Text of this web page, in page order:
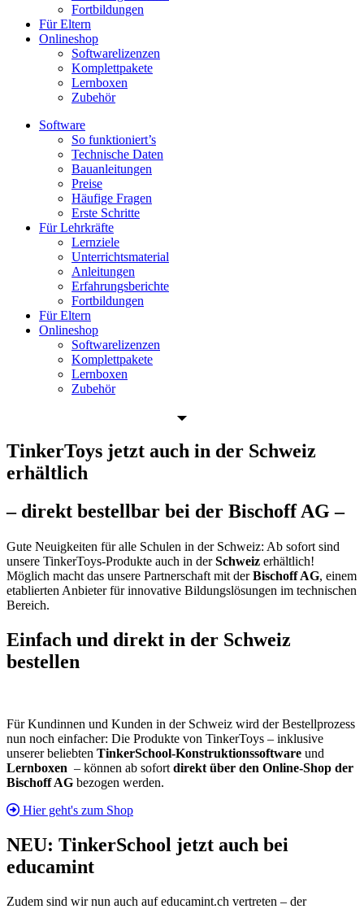
Fortbildungen
Für Eltern
Onlineshop
Softwarelizenzen
Komplettpakete
Lernboxen
Zubehör
Software
So funktioniert’s
Technische Daten
Bauanleitungen
Preise
Häufige Fragen
Erste Schritte
Für Lehrkräfte
Lernziele
Unterrichtsmaterial
Anleitungen
Erfahrungsberichte
Fortbildungen
Für Eltern
Onlineshop
Softwarelizenzen
Komplettpakete
Lernboxen
Zubehör
TinkerToys jetzt auch in der Schweiz
erhältlich
– direkt bestellbar bei der Bischoff AG –
Gute Neuigkeiten für alle Schulen in der Schweiz: Ab sofort sind
unsere TinkerToys-Produkte auch in derSchweiz erhältlich!
Möglich macht das unsere Partnerschaft mit derBischoff AG, einem
etablierten Anbieter für innovative Bildungslösungen im technischen
Bereich.
Einfach und direkt in der Schweiz
bestellen
Für Kundinnen und Kunden in der Schweiz wird der Bestellprozess
nun noch einfacher: Die Produkte von TinkerToys – inklusive
unserer beliebten TinkerSchool-Konstruktionssoftware und
Lernboxen – können ab sofort direkt über den Online-Shop der
Bischoff AG bezogen werden.
Hier geht's zum Shop
NEU: TinkerSchool jetzt auch bei
educamint
Zudem sind wir nun auch auf educamint.ch vertreten – der